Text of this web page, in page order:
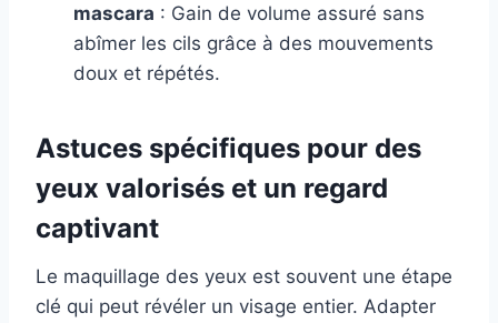
mascara : Gain de volume assuré sans
abîmer les cils grâce à des mouvements
doux et répétés.
Astuces spécifiques pour des
yeux valorisés et un regard
captivant
Le maquillage des yeux est souvent une étape
clé qui peut révéler un visage entier. Adapter